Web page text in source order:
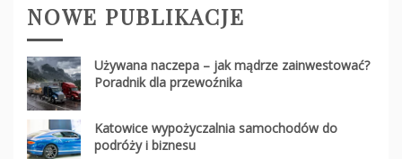
NOWE PUBLIKACJE
Używana naczepa – jak mądrze zainwestować?
Poradnik dla przewoźnika
Katowice wypożyczalnia samochodów do
podróży i biznesu